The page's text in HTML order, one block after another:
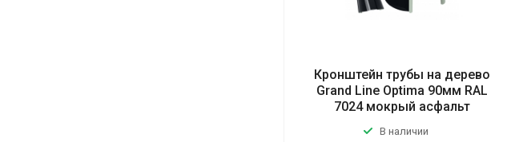
Кронштейн трубы на дерево
Grand Line Optima 90мм RAL
7024 мокрый асфальт
В наличии